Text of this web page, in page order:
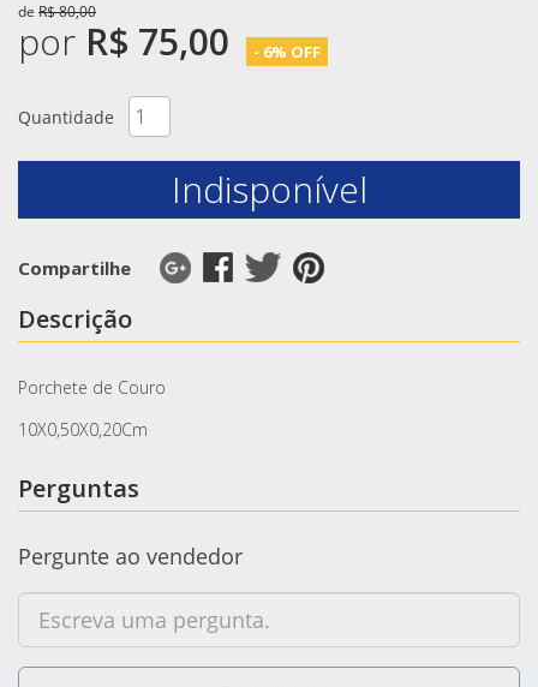
de R$ 80,00
por R$ 75,00 - 6% OFF
Quantidade
Indisponível
Compartilhe
Descrição
Porchete de Couro
10X0,50X0,20Cm
Perguntas
Pergunte ao vendedor